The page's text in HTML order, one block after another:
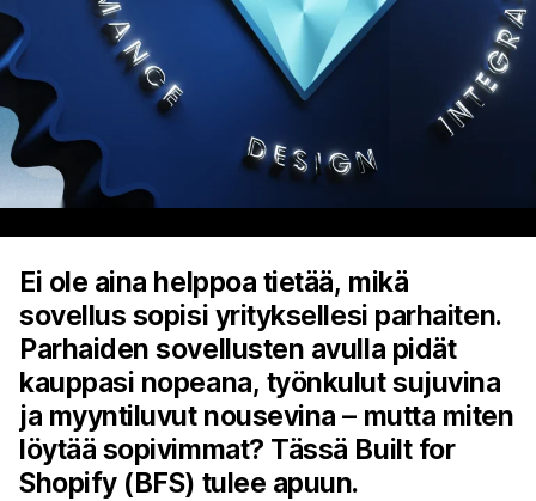
Ei ole aina helppoa tietää, mikä
sovellus sopisi yrityksellesi parhaiten.
Parhaiden sovellusten avulla pidät
kauppasi nopeana, työnkulut sujuvina
ja myyntiluvut nousevina – mutta miten
löytää sopivimmat? Tässä Built for
Shopify (BFS) tulee apuun.